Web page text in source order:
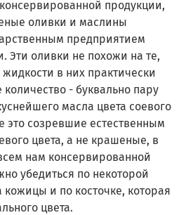
продукции,
оливки и маслины
предприятием
Эти оливки не похожи на те,
в них практически
количество - буквально пару
масла цвета соевого
это созревшие естественным
цвета, а не крашеные, в
нам консервированной
убедиться по некоторой
кожицы и по косточке, которая
цвета.